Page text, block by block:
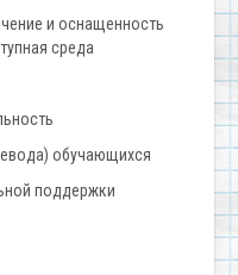
и оснащенность
среда
обучающихся
поддержки